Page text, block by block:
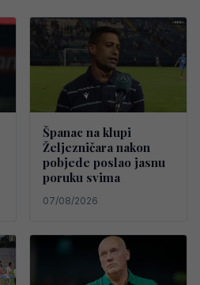
Španac na klupi
Željezničara nakon
pobjede poslao jasnu
poruku svima
07/08/2026